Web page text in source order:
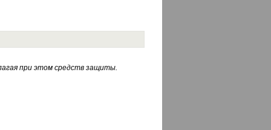
при этом средств защиты.